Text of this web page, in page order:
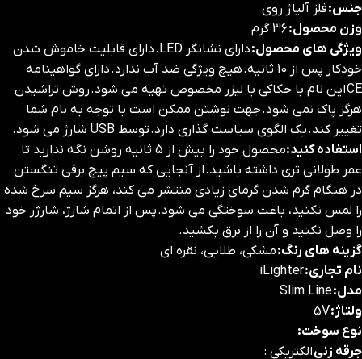
جنس:فلز آلیاژ روی
وزن محصول:
ویژگی های محصول:
دارای نشانگر LED. دارای قابلیت خاموش شدن
خودکار پس از 10 ثانیه. هیچ ویژگی ضد آب ندارد. دارای گواهینامه
CE این نام با حکاکی با لیزر مخصوص تهیه می شود. روش تراشیدن
هرگز پاک نمی شود. جهت نوشتن ممکن است با توجه به نام شما
تغییر کند. یک الگوی سیاست گذاری دارد. توسط USB شارژ می شود.
استفاده کنید:
محصول خود را بیش از 5 ثانیه روشن نگه ندارید تا
عمر طولانی تری داشته باشید. از آنجایی که سیم پیچ برقی تنگستن
در هنگام گرم شدن گرمای زیادی منتشر می کند، هرگز سیم سرخ شده
را لمس نکنید، باعث سوختگی می شود. پس از اتمام شارژ، شارژر خود
را وصل نکنید و آن را از برق بکشید.
گزینه های رنگ:مشکی، طلایی، نقره ای
نام تجاری:
مدل:
ولتاژ:
نوع سوخت:
جرقه زنیالکتریکی :